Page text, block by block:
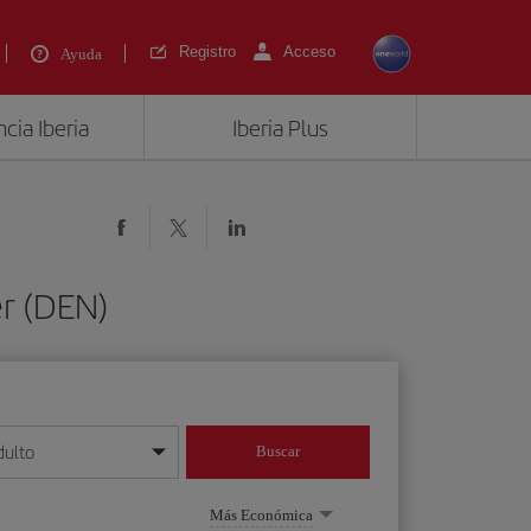
Ayuda Registro Acceso
Iberia Iberia Plus
(DEN)
mes/año
Buscar
Más Económica